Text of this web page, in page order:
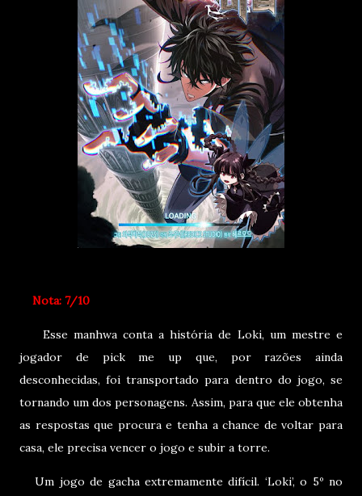
Nota: 7/10
Esse manhwa conta a história de Loki, um mestre e
jogador de pick me up que, por razões ainda
desconhecidas, foi transportado para dentro do jogo, se
tornando um dos personagens. Assim, para que ele obtenha
as respostas que procura e tenha a chance de voltar para
casa, ele precisa vencer o jogo e subir a torre.
Um jogo de gacha extremamente difícil. ‘Loki’, o 5º no